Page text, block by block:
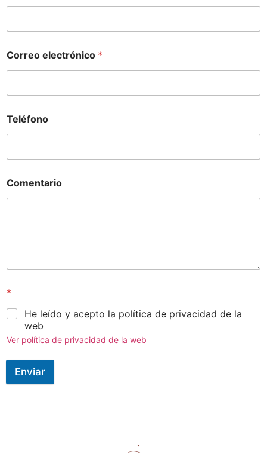
Correo electrónico *
Teléfono
Comentario
*
He leído y acepto la política de privacidad de la
web
Ver política de privacidad de la web
Enviar